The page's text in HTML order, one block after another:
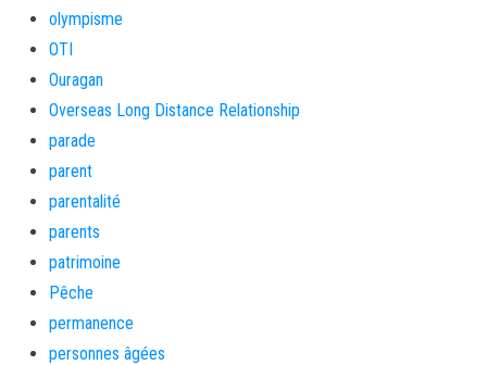
olympisme
OTI
Ouragan
Overseas Long Distance Relationship
parade
parent
parentalité
parents
patrimoine
Pêche
permanence
personnes âgées